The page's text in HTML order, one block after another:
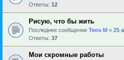
Ответы: 12
Рисую, что бы жить
Последнее сообщение Teos M « 25
Ответы: 37
Мои скромные работы